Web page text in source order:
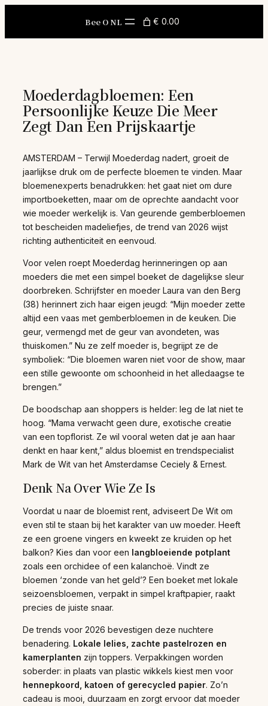
Bee O NL € 0.00
Moederdagbloemen: Een
Persoonlijke Keuze Die Meer
Zegt Dan Een Prijskaartje
AMSTERDAM – Terwijl Moederdag nadert, groeit de
jaarlijkse druk om de perfecte bloemen te vinden. Maar
bloemenexperts benadrukken: het gaat niet om dure
importboeketten, maar om de oprechte aandacht voor
wie moeder werkelijk is. Van geurende gemberbloemen
tot bescheiden madeliefjes, de trend van 2026 wijst
richting authenticiteit en eenvoud.
Voor velen roept Moederdag herinneringen op aan
moeders die met een simpel boeket de dagelijkse sleur
doorbreken. Schrijfster en moeder Laura van den Berg
(38) herinnert zich haar eigen jeugd: “Mijn moeder zette
altijd een vaas met gemberbloemen in de keuken. Die
geur, vermengd met de geur van avondeten, was
thuiskomen.” Nu ze zelf moeder is, begrijpt ze de
symboliek: “Die bloemen waren niet voor de show, maar
een stille gewoonte om schoonheid in het alledaagse te
brengen.”
De boodschap aan shoppers is helder: leg de lat niet te
hoog. “Mama verwacht geen dure, exotische creatie
van een topflorist. Ze wil vooral weten dat je aan haar
denkt en haar kent,” aldus bloemist en trendspecialist
Mark de Wit van het Amsterdamse Ceciely & Ernest.
Denk Na Over Wie Ze Is
Voordat u naar de bloemist rent, adviseert De Wit om
even stil te staan bij het karakter van uw moeder. Heeft
ze een groene vingers en kweekt ze kruiden op het
balkon? Kies dan voor een langbloeiende potplant
zoals een orchidee of een kalanchoë. Vindt ze
bloemen ‘zonde van het geld’? Een boeket met lokale
seizoensbloemen, verpakt in simpel kraftpapier, raakt
precies de juiste snaar.
De trends voor 2026 bevestigen deze nuchtere
benadering. Lokale lelies, zachte pastelrozen en
kamerplanten zijn toppers. Verpakkingen worden
soberder: in plaats van plastic wikkels kiest men voor
hennepkoord, katoen of gerecycled papier. Zo’n
cadeau is mooi, duurzaam en zorgt ervoor dat moeder